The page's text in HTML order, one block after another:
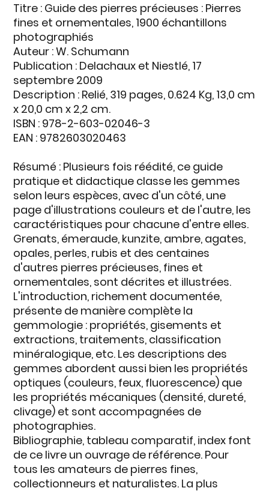
Titre : Guide des pierres précieuses : Pierres
fines et ornementales, 1900 échantillons
photographiés
Auteur : W. Schumann
Publication : Delachaux et Niestlé, 17
septembre 2009
Description : Relié, 319 pages, 0.624 Kg, 13,0 cm
x 20,0 cm x 2,2 cm.
ISBN : 978-2-603-02046-3
EAN : 9782603020463
Résumé : Plusieurs fois réédité, ce guide
pratique et didactique classe les gemmes
selon leurs espèces, avec d'un côté, une
page d'illustrations couleurs et de l'autre, les
caractéristiques pour chacune d'entre elles.
Grenats, émeraude, kunzite, ambre, agates,
opales, perles, rubis et des centaines
d'autres pierres précieuses, fines et
ornementales, sont décrites et illustrées.
L'introduction, richement documentée,
présente de manière complète la
gemmologie : propriétés, gisements et
extractions, traitements, classification
minéralogique, etc. Les descriptions des
gemmes abordent aussi bien les propriétés
optiques (couleurs, feux, fluorescence) que
les propriétés mécaniques (densité, dureté,
clivage) et sont accompagnées de
photographies.
Bibliographie, tableau comparatif, index font
de ce livre un ouvrage de référence. Pour
tous les amateurs de pierres fines,
collectionneurs et naturalistes. La plus